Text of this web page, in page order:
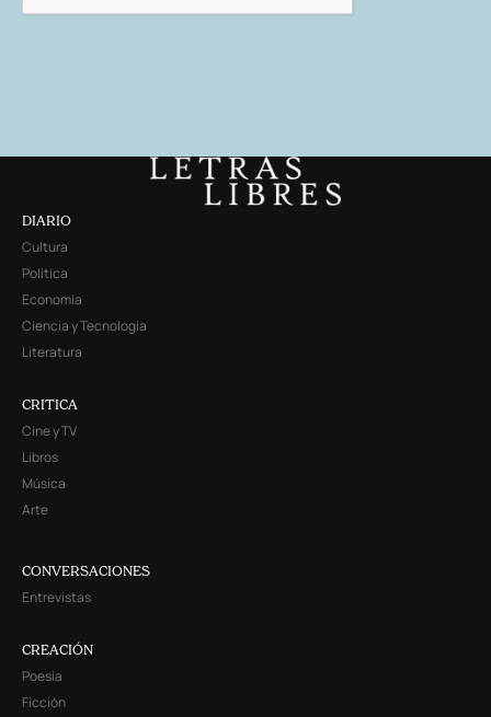
DIARIO
Cultura
Política
Economía
Ciencia y Tecnología
Literatura
CRITICA
Cine y TV
Libros
Música
Arte
CONVERSACIONES
Entrevistas
CREACIÓN
Poesía
Ficción